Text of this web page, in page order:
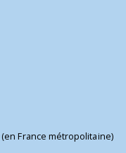
(en France métropolitaine)